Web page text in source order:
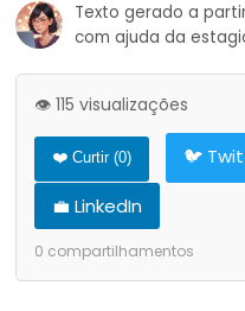
Texto gerado a
com ajuda da
👁️ 115 visualizações
❤️ Curtir (0) 🐦
💼 LinkedIn
0 compartilhamentos